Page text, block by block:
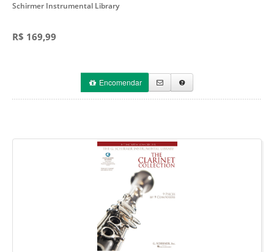
Schirmer Instrumental Library
R$ 169,99
Encomendar